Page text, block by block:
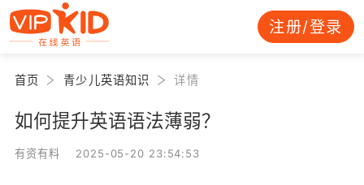
注册/登录
首页 青少儿英语知识 详情
如何提升英语语法薄弱？
有资有料 2025-05-20 23:54:53